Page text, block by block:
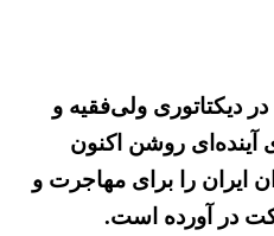
در دیکتاتوری ولی‌فقیه و
آینده‌ای روشن اکنون
ایران را برای مهاجرت و
در آورده است.